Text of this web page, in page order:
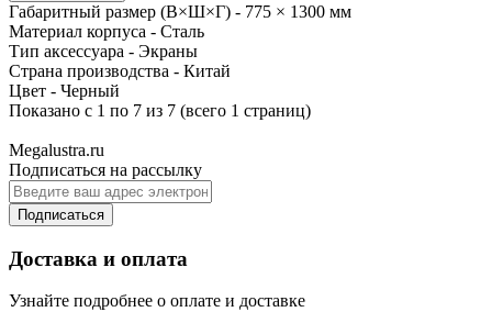
Габаритный размер (В×Ш×Г) - 775 × 1300 мм
Материал корпуса - Сталь
Тип аксессуара - Экраны
Страна производства - Китай
Цвет - Черный
Показано с 1 по 7 из 7 (всего 1 страниц)
Megalustra.ru
Подписаться на рассылку
Подписаться
Доставка и оплата
Узнайте подробнее о оплате и доставке